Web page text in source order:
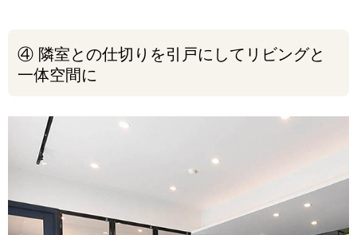
④ 隣室との仕切りを引戸にしてリビングと
一体空間に